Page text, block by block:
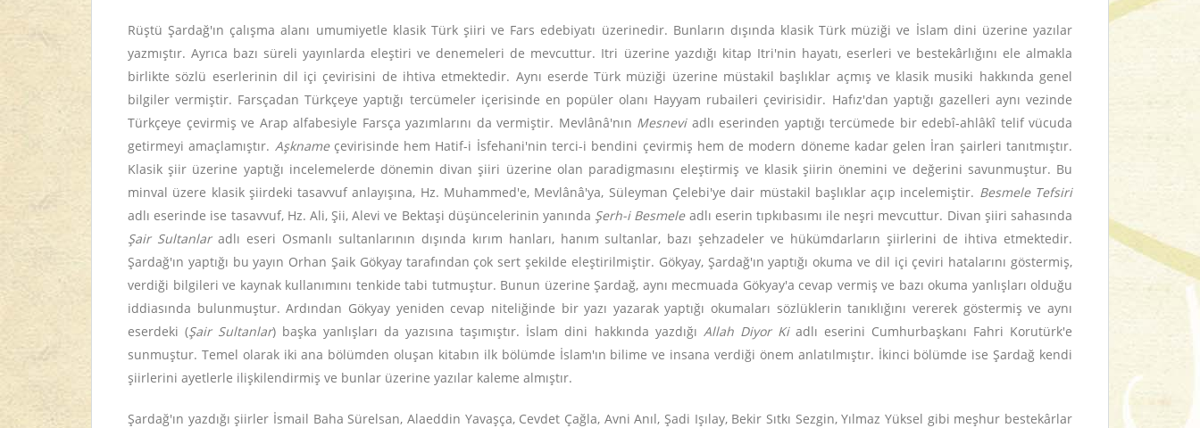
Rüştü Şardağ'ın çalışma alanı umumiyetle klasik Türk şiiri ve Fars edebiyatı üzerinedir. Bunların dışında klasik Türk müziği ve İslam dini üzerine yazılar
yazmıştır. Ayrıca bazı süreli yayınlarda eleştiri ve denemeleri de mevcuttur. Itri üzerine yazdığı kitap Itri'nin hayatı, eserleri ve bestekârlığını ele almakla
birlikte sözlü eserlerinin dil içi çevirisini de ihtiva etmektedir. Aynı eserde Türk müziği üzerine müstakil başlıklar açmış ve klasik musiki hakkında genel
bilgiler vermiştir. Farsçadan Türkçeye yaptığı tercümeler içerisinde en popüler olanı Hayyam rubaileri çevirisidir. Hafız'dan yaptığı gazelleri aynı vezinde
Türkçeye çevirmiş ve Arap alfabesiyle Farsça yazımlarını da vermiştir. Mevlânâ'nın Mesneviadlı eserinden yaptığı tercümede bir edebî-ahlâkî telif vücuda
getirmeyi amaçlamıştır. Aşkname çevirisinde hem Hatif-i İsfehani'nin terci-i bendini çevirmiş hem de modern döneme kadar gelen İran şairleri tanıtmıştır.
Klasik şiir üzerine yaptığı incelemelerde dönemin divan şiiri üzerine olan paradigmasını eleştirmiş ve klasik şiirin önemini ve değerini savunmuştur. Bu
minval üzere klasik şiirdeki tasavvuf anlayışına, Hz. Muhammed'e, Mevlânâ'ya, Süleyman Çelebi'ye dair müstakil başlıklar açıp incelemiştir. Besmele Tefsiri
adlı eserinde ise tasavvuf, Hz. Ali, Şii, Alevi ve Bektaşi düşüncelerinin yanında Şerh-i Besmeleadlı eserin tıpkıbasımı ile neşri mevcuttur. Divan şiiri sahasında
Şair Sultanlaradlı eseri Osmanlı sultanlarının dışında kırım hanları, hanım sultanlar, bazı şehzadeler ve hükümdarların şiirlerini de ihtiva etmektedir.
Şardağ'ın yaptığı bu yayın Orhan Şaik Gökyay tarafından çok sert şekilde eleştirilmiştir. Gökyay, Şardağ'ın yaptığı okuma ve dil içi çeviri hatalarını göstermiş,
verdiği bilgileri ve kaynak kullanımını tenkide tabi tutmuştur. Bunun üzerine Şardağ, aynı mecmuada Gökyay'a cevap vermiş ve bazı okuma yanlışları olduğu
iddiasında bulunmuştur. Ardından Gökyay yeniden cevap niteliğinde bir yazı yazarak yaptığı okumaları sözlüklerin tanıklığını vererek göstermiş ve aynı
eserdeki (Şair Sultanlar) başka yanlışları da yazısına taşımıştır. İslam dini hakkında yazdığı Allah Diyor Kiadlı eserini Cumhurbaşkanı Fahri Korutürk'e
sunmuştur. Temel olarak iki ana bölümden oluşan kitabın ilk bölümde İslam'ın bilime ve insana verdiği önem anlatılmıştır. İkinci bölümde ise Şardağ kendi
şiirlerini ayetlerle ilişkilendirmiş ve bunlar üzerine yazılar kaleme almıştır.
Şardağ'ın yazdığı şiirler İsmail Baha Sürelsan, Alaeddin Yavaşça, Cevdet Çağla, Avni Anıl, Şadi Işılay, Bekir Sıtkı Sezgin, Yılmaz Yüksel gibi meşhur bestekârlar